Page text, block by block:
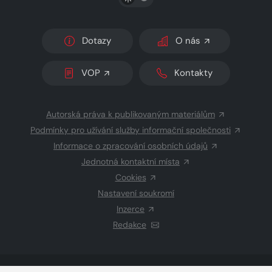
Dotazy O nás
VOP Kontakty
Autorská práva k publikovaným materiálům
Podmínky pro užívání služby informační společnosti
Informace o zpracování osobních údajů
Jednotná kontaktní místa
Cookies
Nastavení soukromí
Inzerce
Redakce